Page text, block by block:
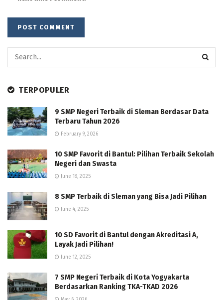
TERPOPULER
9 SMP Negeri Terbaik di Sleman Berdasar Data
Terbaru Tahun 2026
February 9, 2026
10 SMP Favorit di Bantul: Pilihan Terbaik Sekolah
Negeri dan Swasta
June 18, 2025
8 SMP Terbaik di Sleman yang Bisa Jadi Pilihan
June 4, 2025
10 SD Favorit di Bantul dengan Akreditasi A,
Layak Jadi Pilihan!
June 12, 2025
7 SMP Negeri Terbaik di Kota Yogyakarta
Berdasarkan Ranking TKA-TKAD 2026